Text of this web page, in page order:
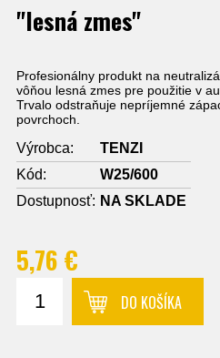
"lesná zmes"
Profesionálny produkt na
vôňou lesná zmes pre použitie v
Trvalo odstraňuje nepríjemné
povrchoch.
Výrobca:
TENZI
Kód:
W25/600
Dostupnosť: NA SKLADE
5,76 €
DO KOŠÍKA